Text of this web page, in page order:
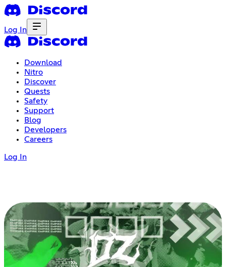
Log In
Download
Nitro
Discover
Quests
Safety
Support
Blog
Developers
Careers
Log In